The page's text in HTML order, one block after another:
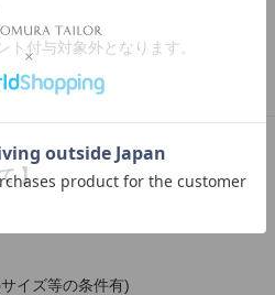
付与対象外となります。
】
イズ等の条件有)